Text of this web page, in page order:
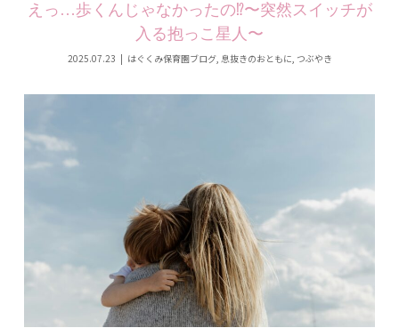
えっ…歩くんじゃなかったの⁉︎〜突然スイッチが
入る抱っこ星人〜
2025.07.23 はぐくみ保育園ブログ, 息抜きのおともに つぶやき